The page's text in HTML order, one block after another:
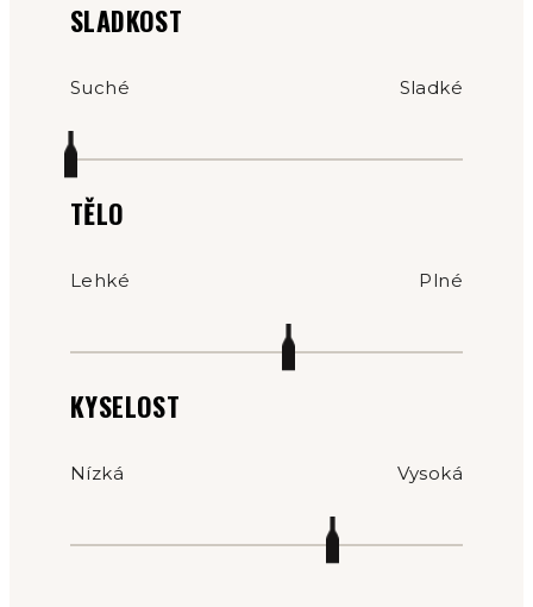
SLADKOST
Suché Sladké
TĚLO
Lehké Plné
KYSELOST
Nízká Vysoká